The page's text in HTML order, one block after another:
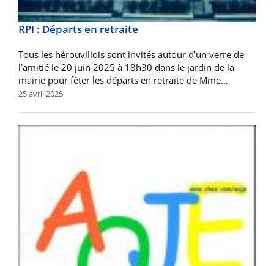
RPI : Départs en retraite
Tous les hérouvillois sont invités autour d’un verre de
l’amitié le 20 juin 2025 à 18h30 dans le jardin de la
mairie pour fêter les départs en retraite de Mme…
25 avril 2025